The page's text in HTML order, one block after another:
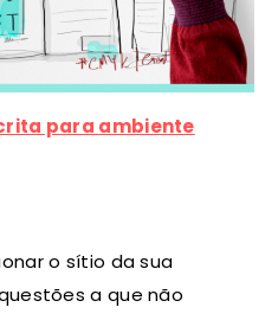
para ambiente
o sítio da sua
a que não